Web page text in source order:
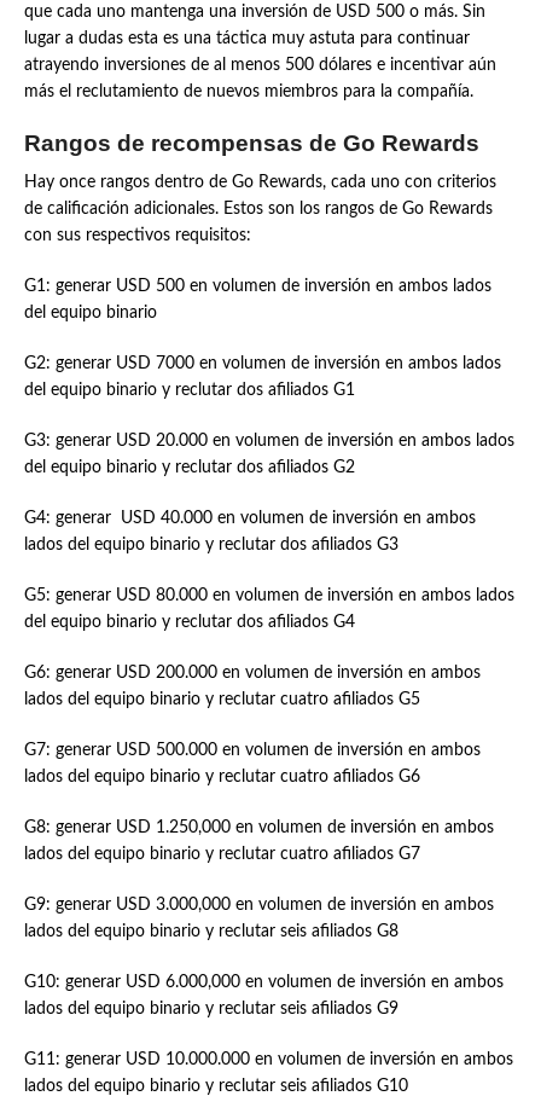
que cada uno mantenga una inversión de USD 500 o más. Sin
lugar a dudas esta es una táctica muy astuta para continuar
atrayendo inversiones de al menos 500 dólares e incentivar aún
más el reclutamiento de nuevos miembros para la compañía.
Rangos de recompensas de Go Rewards
Hay once rangos dentro de Go Rewards, cada uno con criterios
de calificación adicionales. Estos son los rangos de Go Rewards
con sus respectivos requisitos:
G1: generar USD 500 en volumen de inversión en ambos lados
del equipo binario
G2: generar USD 7000 en volumen de inversión en ambos lados
del equipo binario y reclutar dos afiliados G1
G3: generar USD 20.000 en volumen de inversión en ambos lados
del equipo binario y reclutar dos afiliados G2
G4: generar USD 40.000 en volumen de inversión en ambos
lados del equipo binario y reclutar dos afiliados G3
G5: generar USD 80.000 en volumen de inversión en ambos lados
del equipo binario y reclutar dos afiliados G4
G6: generar USD 200.000 en volumen de inversión en ambos
lados del equipo binario y reclutar cuatro afiliados G5
G7: generar USD 500.000 en volumen de inversión en ambos
lados del equipo binario y reclutar cuatro afiliados G6
G8: generar USD 1.250,000 en volumen de inversión en ambos
lados del equipo binario y reclutar cuatro afiliados G7
G9: generar USD 3.000,000 en volumen de inversión en ambos
lados del equipo binario y reclutar seis afiliados G8
G10: generar USD 6.000,000 en volumen de inversión en ambos
lados del equipo binario y reclutar seis afiliados G9
G11: generar USD 10.000.000 en volumen de inversión en ambos
lados del equipo binario y reclutar seis afiliados G10